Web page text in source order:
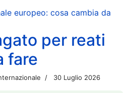
europeo: cosa cambia da
per reati
fare
30 Luglio 2026